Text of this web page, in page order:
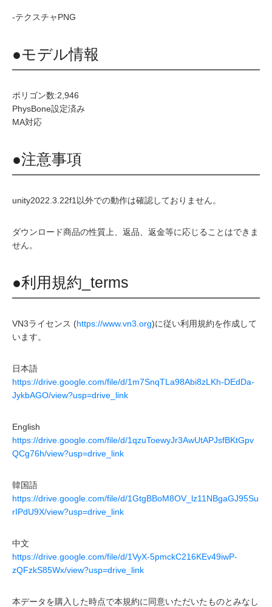
-テクスチャPNG
●モデル情報
ポリゴン数:2,946
PhysBone設定済み
MA対応
●注意事項
unity2022.3.22f1以外での動作は確認しておりません。
ダウンロード商品の性質上、返品、返金等に応じることはできま
せん。
●利用規約_terms
VN3ライセンス (https://www.vn3.org)に従い利用規約を作成して
います。
日本語
https://drive.google.com/file/d/1m7SnqTLa98Abi8zLKh-DEdDa-
JykbAGO/view?usp=drive_link
English
https://drive.google.com/file/d/1qzuToewyJr3AwUtAPJsfBKtGpv
QCg76h/view?usp=drive_link
韓国語
https://drive.google.com/file/d/1GtgBBoM8OV_lz11NBgaGJ95Su
rIPdU9X/view?usp=drive_link
中文
https://drive.google.com/file/d/1VyX-5pmckC216KEv49iwP-
zQFzkS85Wx/view?usp=drive_link
本データを購入した時点で本規約に同意いただいたものとみなし